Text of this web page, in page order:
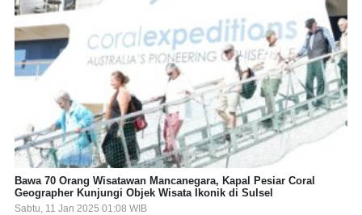
Bawa 70 Orang Wisatawan Mancanegara, Kapal Pesiar Coral
Geographer Kunjungi Objek Wisata Ikonik di Sulsel
Sabtu, 11 Jan 2025 01:08 WIB